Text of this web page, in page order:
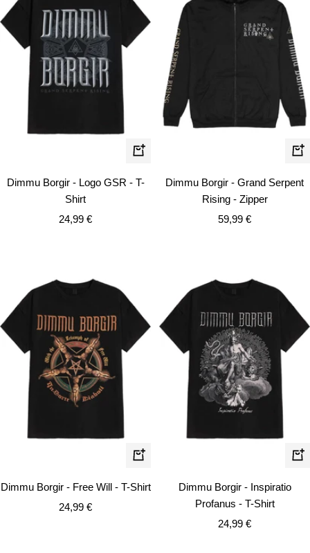
Schnellansicht
Dimmu Borgir - Logo GSR - T-
Shirt
Angebotspreis
24,99 €
Dimmu Borgir - Grand Serpent
Rising - Zipper
Angebotspreis
59,99 €
Schnellansicht
Dimmu Borgir - Free Will - T-Shirt
Angebotspreis
24,99 €
Dimmu Borgir - Inspiratio
Profanus - T-Shirt
Angebotspreis
24,99 €